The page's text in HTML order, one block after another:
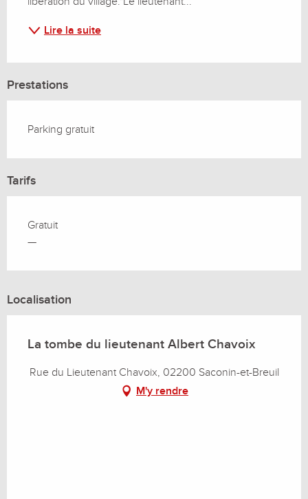
Lire la suite
Prestations
Parking gratuit
Tarifs
Gratuit
—
Localisation
La tombe du lieutenant Albert Chavoix
Rue du Lieutenant Chavoix, 02200 Saconin-et-Breuil
M'y rendre